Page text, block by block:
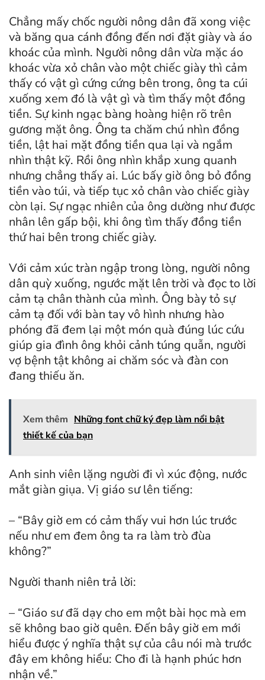
Chẳng mấy chốc người nông dân đã xong việc
và băng qua cánh đồng đến nơi đặt giày và áo
khoác của mình. Người nông dân vừa mặc áo
khoác vừa xỏ chân vào một chiếc giày thì cảm
thấy có vật gì cứng cứng bên trong, ông ta cúi
xuống xem đó là vật gì và tìm thấy một đồng
tiền. Sự kinh ngạc bàng hoàng hiện rõ trên
gương mặt ông. Ông ta chăm chú nhìn đồng
tiền, lật hai mặt đồng tiền qua lại và ngắm
nhìn thật kỹ. Rồi ông nhìn khắp xung quanh
nhưng chẳng thấy ai. Lúc bấy giờ ông bỏ đồng
tiền vào túi, và tiếp tục xỏ chân vào chiếc giày
còn lại. Sự ngạc nhiên của ông dường như được
nhân lên gấp bội, khi ông tìm thấy đồng tiền
thứ hai bên trong chiếc giày.
Với cảm xúc tràn ngập trong lòng, người nông
dân quỳ xuống, ngước mặt lên trời và đọc to lời
cảm tạ chân thành của mình. Ông bày tỏ sự
cảm tạ đối với bàn tay vô hình nhưng hào
phóng đã đem lại một món quà đúng lúc cứu
giúp gia đình ông khỏi cảnh túng quẫn, người
vợ bệnh tật không ai chăm sóc và đàn con
đang thiếu ăn.
Xem thêm Những font chữ ký đẹp làm nổi bật
thiết kế của bạn
Anh sinh viên lặng người đi vì xúc động, nước
mắt giàn giụa. Vị giáo sư lên tiếng:
– “Bây giờ em có cảm thấy vui hơn lúc trước
nếu như em đem ông ta ra làm trò đùa
không?”
Người thanh niên trả lời:
– “Giáo sư đã dạy cho em một bài học mà em
sẽ không bao giờ quên. Đến bây giờ em mới
hiểu được ý nghĩa thật sự của câu nói mà trước
đây em không hiểu: Cho đi là hạnh phúc hơn
nhận về.”